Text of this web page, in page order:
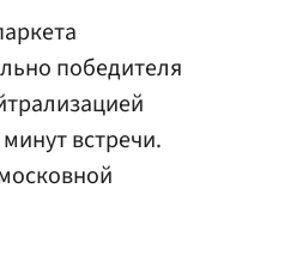
победителя
встречи.